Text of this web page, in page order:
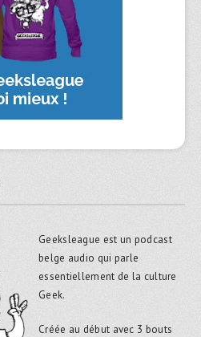
Geeksleague est un podcast
belge audio qui parle
essentiellement de la culture
Geek.
Créée au début avec 3 bouts